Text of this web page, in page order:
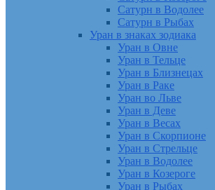
Сатурн в Водолее
Сатурн в Рыбах
Уран в знаках зодиака
Уран в Овне
Уран в Тельце
Уран в Близнецах
Уран в Раке
Уран во Льве
Уран в Деве
Уран в Весах
Уран в Скорпионе
Уран в Стрельце
Уран в Водолее
Уран в Козероге
Уран в Рыбах